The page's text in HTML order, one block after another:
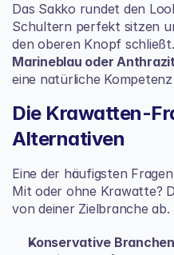
Das Sakko rundet den
Schultern perfekt sitzen
den oberen Knopf schließt.
Marineblau oder
eine natürliche Kompetenz
Die Krawatten-
Alternativen
Eine der häufigsten
Mit oder ohne Krawatte?
von deiner Zielbranche ab.
Konservative